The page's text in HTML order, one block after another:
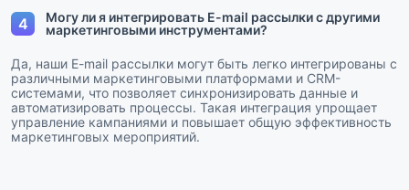
4
Могу ли я интегрировать E-mail рассылки с другими
маркетинговыми инструментами?
Да, наши E-mail рассылки могут быть легко интегрированы с
различными маркетинговыми платформами и CRM-
системами, что позволяет синхронизировать данные и
автоматизировать процессы. Такая интеграция упрощает
управление кампаниями и повышает общую эффективность
маркетинговых мероприятий.